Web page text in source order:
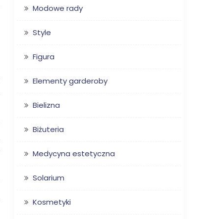
Modowe rady
Style
Figura
Elementy garderoby
Bielizna
Biżuteria
Medycyna estetyczna
Solarium
Kosmetyki